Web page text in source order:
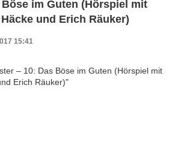
im Guten (Hörspiel mit
und Erich Räuker)
15:41